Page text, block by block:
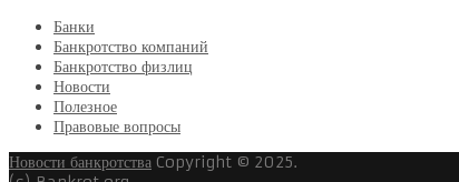
Банки
Банкротство компаний
Банкротство физлиц
Новости
Полезное
Правовые вопросы
Новости банкротства Copyright © 2025.